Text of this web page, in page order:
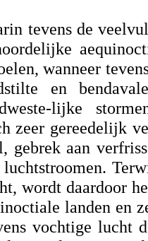
tevens de
wanneer
en
lijke
zeer gereedelijk
gebrek aan
wordt daardoor
landen en
vochtige lucht